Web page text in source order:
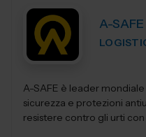
A-
A-SAFE è leader
sicurezza e protezioni
resistere contro gli urti